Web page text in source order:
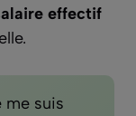
effectif
me suis